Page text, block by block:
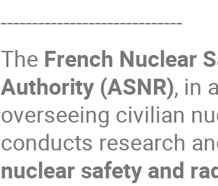
-----------------------------
The French Nuclear
Authority (ASNR), in
overseeing civilian
conducts research
nuclear safety and